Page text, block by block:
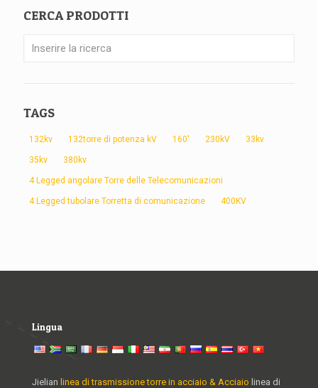
CERCA PRODOTTI
TAGS
132kv 132torre di potenza kV 160' 230kV 33kv
35kv 380kv
4 Legged angolare Torre delle Telecomunicazioni
4 Legged tubolare Torretta di comunicazione 400KV
Lingua
Jielian linea di trasmissione torre in acciaio & Acciaio linea di